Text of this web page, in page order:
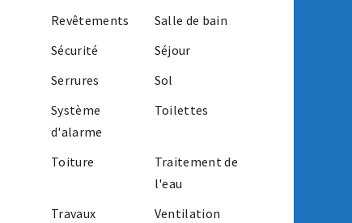
Revêtements
Salle de bain
Sécurité
Séjour
Serrures
Sol
Système
d'alarme
Toilettes
Toiture
Traitement de
l'eau
Travaux
Ventilation